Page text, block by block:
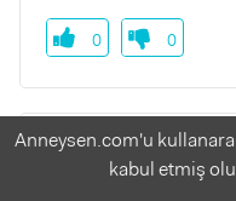
0 0
Sum123
4 yıl önce
Anneysen.com'u
kabul etmiş